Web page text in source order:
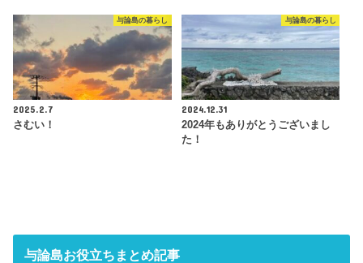
与論島の暮らし
2025.2.7
さむい！
与論島の暮らし
2024.12.31
2024年もありがとうございまし
た！
与論島お役立ちまとめ記事